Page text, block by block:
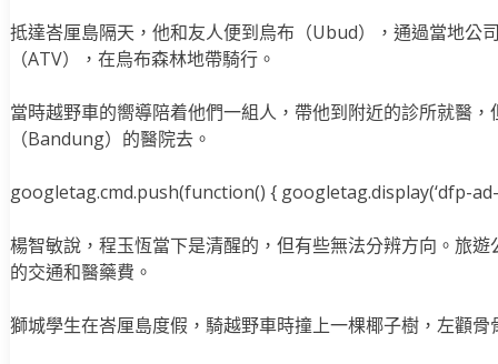
抵達峇厘島隔天，他和友人便到烏布（Ubud），通過當地公
（ATV），在烏布森林地帶騎行。
當時越野車的嚮導陪着他們一組人，帶他到附近的診所就醫
（Bandung）的醫院去。
googletag.cmd.push(function() { googletag.display(‘dfp-ad-
楊智敏說，程玉恆當下是清醒的，但有些無法分辨方向。旅
的交通和醫藥費。
獅城學生在峇厘島度假，騎越野車時撞上一棵椰子樹，左顴